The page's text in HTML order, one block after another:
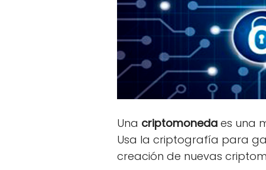
Una criptomoneda es una
Usa la criptografía para
creación de nuevas